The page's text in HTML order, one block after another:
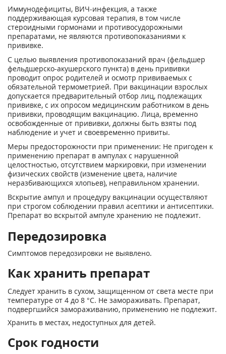
Иммунодефициты, ВИЧ-инфекция, а также
поддерживающая курсовая терапия, в том числе
стероидными гормонами и противосудорожными
препаратами, не являются противопоказаниями к
прививке.
С целью выявления противопоказаний врач (фельдшер
фельдшерско-акушерского пункта) в день прививки
проводит опрос родителей и осмотр прививаемых с
обязательной термометрией. При вакцинации взрослых
допускается предварительный отбор лиц, подлежащих
прививке, с их опросом медицинским работником в день
прививки, проводящим вакцинацию. Лица, временно
освобожденные от прививки, должны быть взяты под
наблюдение и учет и своевременно привиты.
Меры предосторожности при применении: Не пригоден к
применению препарат в ампулах с нарушенной
целостностью, отсутствием маркировки, при изменении
физических свойств (изменение цвета, наличие
неразбивающихся хлопьев), неправильном хранении.
Вскрытие ампул и процедуру вакцинации осуществляют
при строгом соблюдении правил асептики и антисептики.
Препарат во вскрытой ампуле хранению не подлежит.
Передозировка
Симптомов передозировки не выявлено.
Как хранить препарат
Следует хранить в сухом, защищенном от света месте при
температуре от 4 до 8 °С. Не замораживать. Препарат,
подвергшийся замораживанию, применению не подлежит.
Хранить в местах, недоступных для детей.
Срок годности